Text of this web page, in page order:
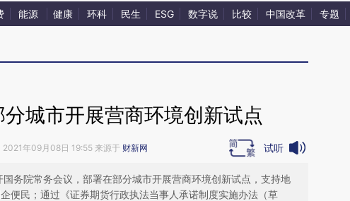
能源 健康 环科 民生 ESG 数字说 比较 中国改革 专题
城市开展营商环境创新试点
2021年09月08日 19:55 来源于 财新网 试听
务院常务会议，部署在部分城市开展营商环境创新试点，支持地
便民；通过《证券期货行政执法当事人承诺制度实施办法（草